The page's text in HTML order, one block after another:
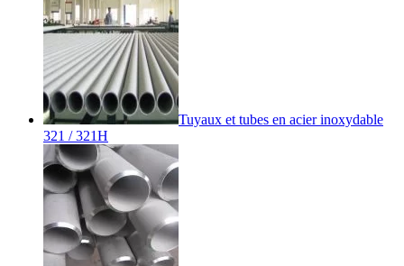
Tuyaux et tubes en acier inoxydable
321 / 321H